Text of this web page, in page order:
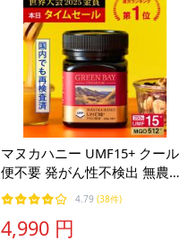
マヌカハニー UMF15+ クール
便不要 発がん性不検出 無農薬
はちみつ プレミアム 送料無料
MGO512 非加熱 250g 腸活 喉
免疫 健康維持 食べやすい 爆買
4.79 (38件)
4,990 円